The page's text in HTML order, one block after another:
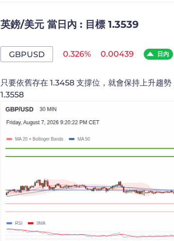
英鎊/美元 當日內 : 目標 1.3539
GBPUSD 0.326% 0.00439 日內
只要依舊存在 1.3458 支撐位，就會保持上升趨勢
1.3558